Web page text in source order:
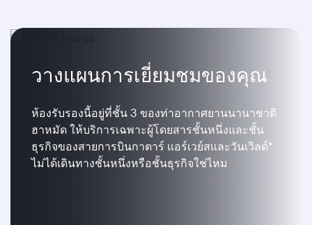
วางแผนการเยี่ยมชมของคุณ
ห้องรับรองนี้อยู่ที่ชั้น 3 ของท่าอากาศยานนานาชาติ
ฮาหมัด ให้บริการเฉพาะผู้โดยสารชั้นหนึ่งและชั้น
ธุรกิจของสายการบินกาตาร์ แอร์เวย์สและวันเวิลด์*
ไม่ได้เดินทางชั้นหนึ่งหรือชั้นธุรกิจใช่ไหม